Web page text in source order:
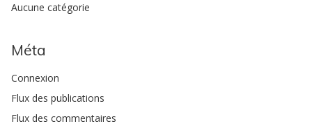
Aucune catégorie
Méta
Connexion
Flux des publications
Flux des commentaires